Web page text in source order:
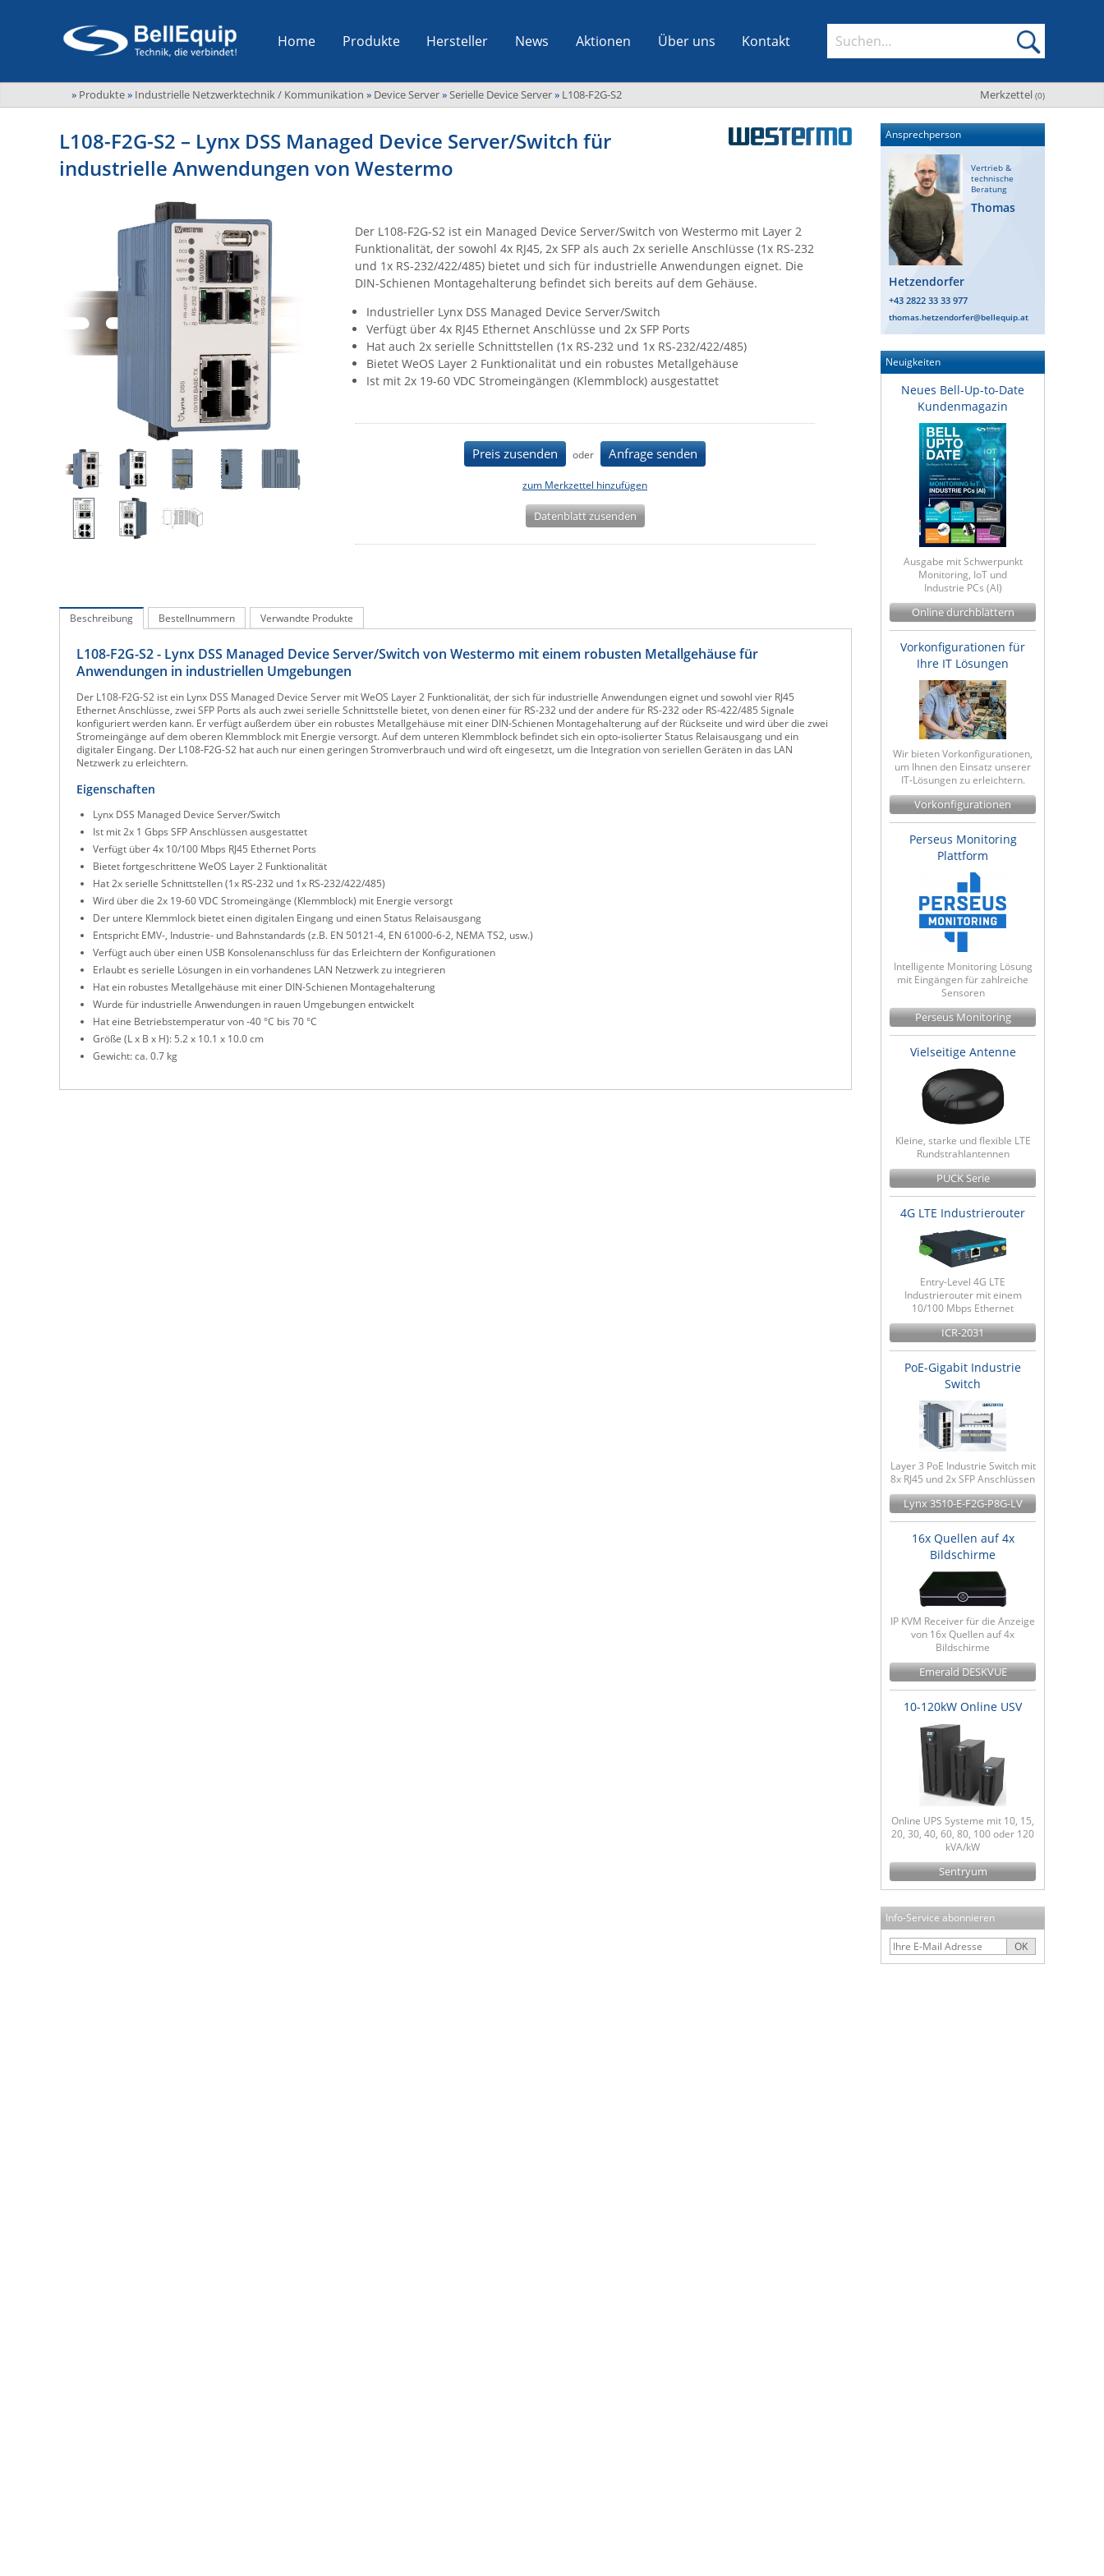
Home Produkte Hersteller News Aktionen Über uns Kontakt
Merkzettel (0)
» Produkte» Industrielle Netzwerktechnik / Kommunikation » Device Server»Serielle Device Server» L108-F2G-S2
L108-F2G-S2 – Lynx DSS Managed Device Server/Switch für
industrielle Anwendungen von Westermo
Der L108-F2G-S2 ist ein Managed Device Server/Switch von Westermo mit Layer 2
Funktionalität, der sowohl 4x RJ45, 2x SFP als auch 2x serielle Anschlüsse (1x RS-232
und 1x RS-232/422/485) bietet und sich für industrielle Anwendungen eignet. Die
DIN-Schienen Montagehalterung befindet sich bereits auf dem Gehäuse.
Industrieller Lynx DSS Managed Device Server/Switch
Verfügt über 4x RJ45 Ethernet Anschlüsse und 2x SFP Ports
Hat auch 2x serielle Schnittstellen (1x RS-232 und 1x RS-232/422/485)
Bietet WeOS Layer 2 Funktionalität und ein robustes Metallgehäuse
Ist mit 2x 19-60 VDC Stromeingängen (Klemmblock) ausgestattet
Preis zusenden oder Anfrage senden
zum Merkzettel hinzufügen
Datenblatt zusenden
Beschreibung Bestellnummern Verwandte Produkte
L108-F2G-S2 - Lynx DSS Managed Device Server/Switch von Westermo mit einem robusten Metallgehäuse für
Anwendungen in industriellen Umgebungen
Der L108-F2G-S2 ist ein Lynx DSS Managed Device Server mit WeOS Layer 2 Funktionalität, der sich für industrielle Anwendungen eignet und sowohl vier RJ45
Ethernet Anschlüsse, zwei SFP Ports als auch zwei serielle Schnittstelle bietet, von denen einer für RS-232 und der andere für RS-232 oder RS-422/485 Signale
konfiguriert werden kann. Er verfügt außerdem über ein robustes Metallgehäuse mit einer DIN-Schienen Montagehalterung auf der Rückseite und wird über die zwei
Stromeingänge auf dem oberen Klemmblock mit Energie versorgt. Auf dem unteren Klemmblock befindet sich ein opto-isolierter Status Relaisausgang und ein
digitaler Eingang. Der L108-F2G-S2 hat auch nur einen geringen Stromverbrauch und wird oft eingesetzt, um die Integration von seriellen Geräten in das LAN
Netzwerk zu erleichtern.
Eigenschaften
Lynx DSS Managed Device Server/Switch
Ist mit 2x 1 Gbps SFP Anschlüssen ausgestattet
Verfügt über 4x 10/100 Mbps RJ45 Ethernet Ports
Bietet fortgeschrittene WeOS Layer 2 Funktionalität
Hat 2x serielle Schnittstellen (1x RS-232 und 1x RS-232/422/485)
Wird über die 2x 19-60 VDC Stromeingänge (Klemmblock) mit Energie versorgt
Der untere Klemmlock bietet einen digitalen Eingang und einen Status Relaisausgang
Entspricht EMV-, Industrie- und Bahnstandards (z.B. EN 50121-4, EN 61000-6-2, NEMA TS2, usw.)
Verfügt auch über einen USB Konsolenanschluss für das Erleichtern der Konfigurationen
Erlaubt es serielle Lösungen in ein vorhandenes LAN Netzwerk zu integrieren
Hat ein robustes Metallgehäuse mit einer DIN-Schienen Montagehalterung
Wurde für industrielle Anwendungen in rauen Umgebungen entwickelt
Hat eine Betriebstemperatur von -40 °C bis 70 °C
Größe (L x B x H): 5.2 x 10.1 x 10.0 cm
Gewicht: ca. 0.7 kg
Ansprechperson
Vertrieb &
technische
Beratung
Thomas
Hetzendorfer
+43 2822 33 33 977
thomas.hetzendorfer@bellequip.at
Neuigkeiten
Neues Bell-Up-to-Date
Kundenmagazin
Ausgabe mit Schwerpunkt
Monitoring, IoT und
Industrie PCs (AI)
Online durchblättern
Vorkonfigurationen für
Ihre IT Lösungen
Wir bieten Vorkonfigurationen,
um Ihnen den Einsatz unserer
IT-Lösungen zu erleichtern.
Vorkonfigurationen
Perseus Monitoring
Plattform
Intelligente Monitoring Lösung
mit Eingängen für zahlreiche
Sensoren
Perseus Monitoring
Vielseitige Antenne
Kleine, starke und flexible LTE
Rundstrahlantennen
PUCK Serie
4G LTE Industrierouter
Entry-Level 4G LTE
Industrierouter mit einem
10/100 Mbps Ethernet
ICR-2031
PoE-Gigabit Industrie
Switch
Layer 3 PoE Industrie Switch mit
8x RJ45 und 2x SFP Anschlüssen
Lynx 3510-E-F2G-P8G-LV
16x Quellen auf 4x
Bildschirme
IP KVM Receiver für die Anzeige
von 16x Quellen auf 4x
Bildschirme
Emerald DESKVUE
10-120kW Online USV
Online UPS Systeme mit 10, 15,
20, 30, 40, 60, 80, 100 oder 120
kVA/kW
Sentryum
Info-Service abonnieren
OK